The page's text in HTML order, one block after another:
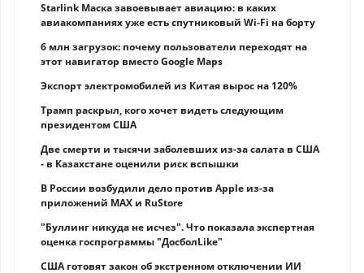
Starlink Маска завоевывает авиацию: в каких
авиакомпаниях уже есть спутниковый Wi-Fi на борту
6 млн загрузок: почему пользователи переходят на
этот навигатор вместо Google Maps
Экспорт электромобилей из Китая вырос на 120%
Трамп раскрыл, кого хочет видеть следующим
президентом США
Две смерти и тысячи заболевших из-за салата в США
- в Казахстане оценили риск вспышки
В России возбудили дело против Apple из-за
приложений MAX и RuStore
"Буллинг никуда не исчез". Что показала экспертная
оценка госпрограммы "ДосболLike"
США готовят закон об экстренном отключении ИИ